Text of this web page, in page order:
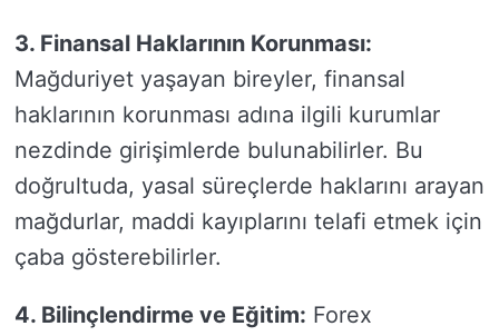
3. Finansal Haklarının Korunması:
Mağduriyet yaşayan bireyler, finansal
haklarının korunması adına ilgili kurumlar
nezdinde girişimlerde bulunabilirler. Bu
doğrultuda, yasal süreçlerde haklarını arayan
mağdurlar, maddi kayıplarını telafi etmek için
çaba gösterebilirler.
4. Bilinçlendirme ve Eğitim: Forex